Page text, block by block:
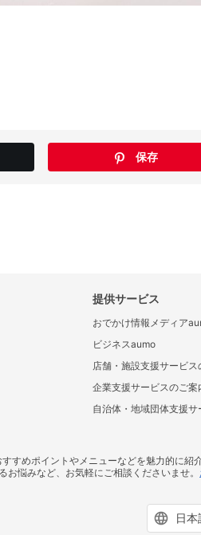
保存
提供サービス
おでかけ情報メディア
ビジネスaumo
店舗・施設支援サービス
企業支援サービスのご案
自治体・地域団体支援サ
すめポイントやメニューなどを魅力的に紹
悩みなど、お気軽にご相談くださいませ。